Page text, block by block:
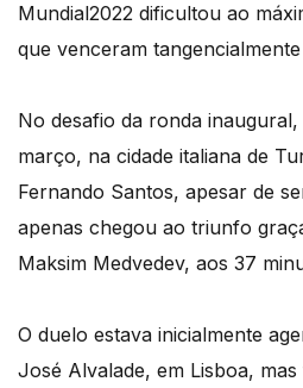
Mundial2022 dificultou ao
que venceram
No desafio da ronda
março, na cidade italiana de
Fernando Santos, apesar de
apenas chegou ao triunfo
Maksim Medvedev, aos 37
O duelo estava inicialmente
José Alvalade, em Lisboa,